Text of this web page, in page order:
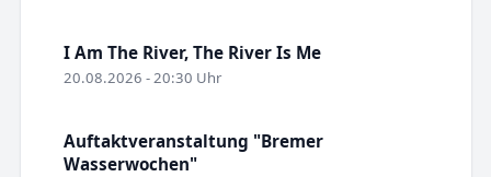
I Am The River, The River Is Me
20.08.2026 - 20:30 Uhr
Auftaktveranstaltung "Bremer
Wasserwochen"